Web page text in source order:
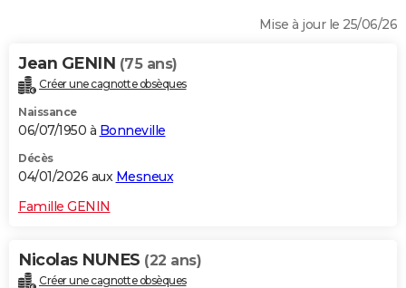
Alimentation
Guide de la santé
Maladies
Médicaments
Sommeil
VOYAGE
Destinations
City break
Voyage nature
Voyage de noces
Forum
Climat
+PHOTO
GUIDES D'ACHAT
Carte de Noël
Carte Bonne année
Carte Saint-Valentin
Carte Pâques
Carte d'anniversaire
DICTIONNAIRE
Mise à jour le 25/06/26
Jean GENIN (75 ans)
Créer une cagnotte obsèques
Naissance
06/07/1950 à Bonneville
Décès
04/01/2026 aux Mesneux
Famille GENIN
Nicolas NUNES (22 ans)
Créer une cagnotte obsèques